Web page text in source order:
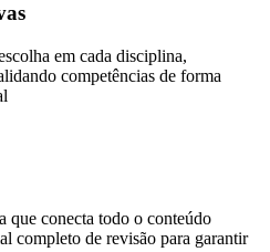
em cada disciplina,
competências de forma
que conecta todo o conteúdo
completo de revisão para garantir